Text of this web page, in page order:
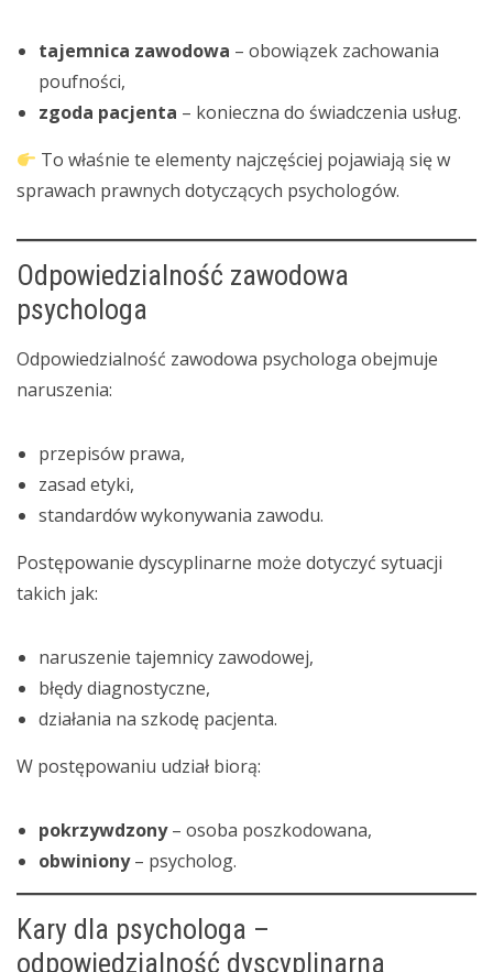
tajemnica zawodowa – obowiązek zachowania
poufności,
zgoda pacjenta – konieczna do świadczenia usług.
To właśnie te elementy najczęściej pojawiają się w
sprawach prawnych dotyczących psychologów.
Odpowiedzialność zawodowa
psychologa
Odpowiedzialność zawodowa psychologa obejmuje
naruszenia:
przepisów prawa,
zasad etyki,
standardów wykonywania zawodu.
Postępowanie dyscyplinarne może dotyczyć sytuacji
takich jak:
naruszenie tajemnicy zawodowej,
błędy diagnostyczne,
działania na szkodę pacjenta.
W postępowaniu udział biorą:
pokrzywdzony– osoba poszkodowana,
obwiniony– psycholog.
Kary dla psychologa –
odpowiedzialność dyscyplinarna